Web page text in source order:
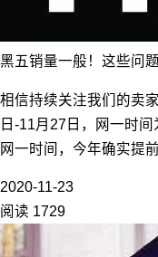
黑五销量一般！这些问
相信持续关注我们的卖
日-11月27日，网一时
网一时间，今年确实提
2020-11-23
阅读 1729